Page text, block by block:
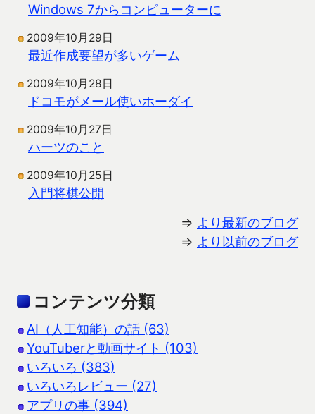
Windows 7からコンピューターに
2009年10月29日
最近作成要望が多いゲーム
2009年10月28日
ドコモがメール使いホーダイ
2009年10月27日
ハーツのこと
2009年10月25日
入門将棋公開
⇒ より最新のブログ
⇒ より以前のブログ
コンテンツ分類
AI（人工知能）の話 (63)
YouTuberと動画サイト (103)
いろいろ (383)
いろいろレビュー (27)
アプリの事 (394)